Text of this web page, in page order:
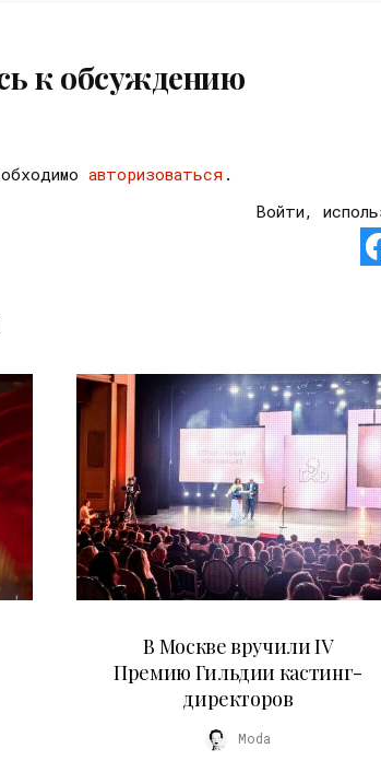
к обсуждению
авторизоваться .
Войти,
В Москве вручили IV
Премию Гильдии кастинг-
директоров
Moda